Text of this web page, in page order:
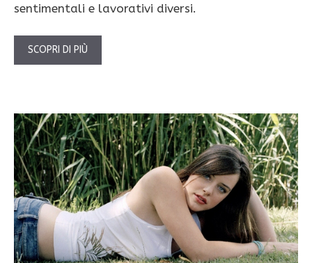
sentimentali e lavorativi diversi.
SCOPRI DI PIÙ